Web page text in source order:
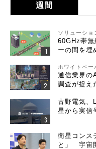
週間
ソリューショ
60GHz帯
ーの間を埋
ホワイトペー
通信業界
調査が捉え
古野電気、
星から実信
衛星コンス
と」 宇宙